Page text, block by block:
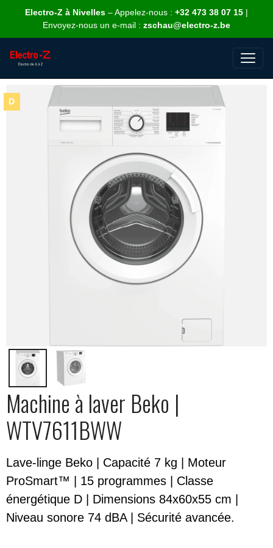
Electro-Z à Nivelles – Appelez-nous : +32 473 38 07 15 |
Envoyez-nous un e-mail : zschau@electro-z.be
D
Machine à laver Beko |
WTV7611BWW
Lave-linge Beko | Capacité 7 kg | Moteur
ProSmart™ | 15 programmes | Classe
énergétique D | Dimensions 84x60x55 cm |
Niveau sonore 74 dBA | Sécurité avancée.